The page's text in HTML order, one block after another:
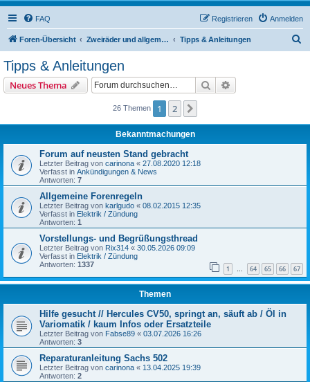
FAQ Anmelden
Registrieren
Foren-Übersicht Zweiräder und allgemeine Themen Tipps & Anleitungen
Tipps & Anleitungen
Neues Thema Suche
26 Themen 1 2
Bekanntmachungen
Forum auf neusten Stand gebracht
Letzter Beitrag von carinona « 27.08.2020 12:18
Verfasst in Ankündigungen & News
Antworten: 7
Allgemeine Forenregeln
Letzter Beitrag von karlgudo « 08.02.2015 12:35
Verfasst in Elektrik / Zündung
Antworten: 1
Vorstellungs- und Begrüßungsthread
Letzter Beitrag von Rix314 « 30.05.2026 09:09
Verfasst in Elektrik / Zündung
Antworten: 1337 1 … 64 65 66 67
Themen
Hilfe gesucht // Hercules CV50, springt an, säuft ab / Öl in
Variomatik / kaum Infos oder Ersatzteile
Letzter Beitrag von Fabse89 « 03.07.2026 16:26
Antworten: 3
Reparaturanleitung Sachs 502
Letzter Beitrag von carinona « 13.04.2025 19:39
Antworten: 2